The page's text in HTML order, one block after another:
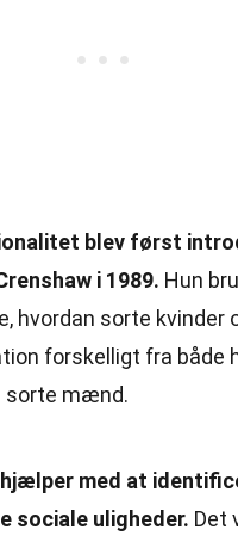
blev først
i 1989. Hun
hvordan sorte kvinder
forskelligt fra både
sorte mænd.
med at
sociale uligheder. Det